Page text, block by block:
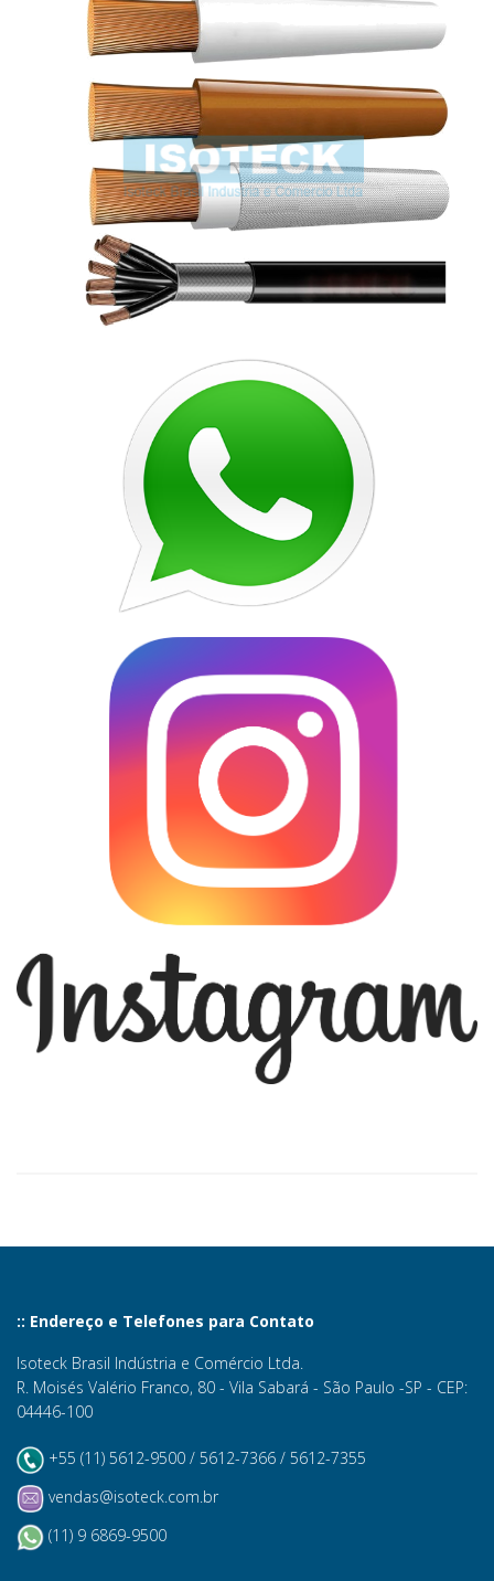
:: Endereço e Telefones para Contato
Isoteck Brasil Indústria e Comércio Ltda.
R. Moisés Valério Franco, 80 - Vila Sabará - São Paulo -SP - CEP:
04446-100
+55 (11) 5612-9500 / 5612-7366 / 5612-7355
vendas@isoteck.com.br
(11) 9 6869-9500